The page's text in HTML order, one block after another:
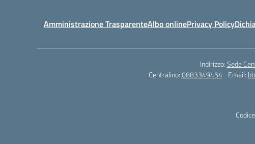
Amministrazione TrasparenteAlbo onlinePrivacy Policy
Indirizzo:Sede
Centralino:0883349454 Email: